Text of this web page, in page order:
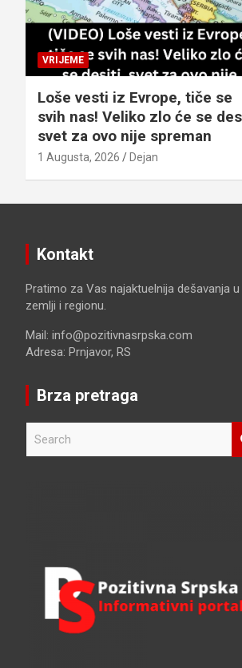
VRIJEME
Loše vesti iz Evrope, tiče se
svih nas! Veliko zlo će se
svet za ovo nije spreman
1 Augusta, 2026 Dejan
Kontakt
Pratimo za Vas najaktuelnija dešavanja u
zemlji i regionu.
Mail: info@pozitivnasrpska.com
Adresa: Prnjavor, RS
Brza pretraga